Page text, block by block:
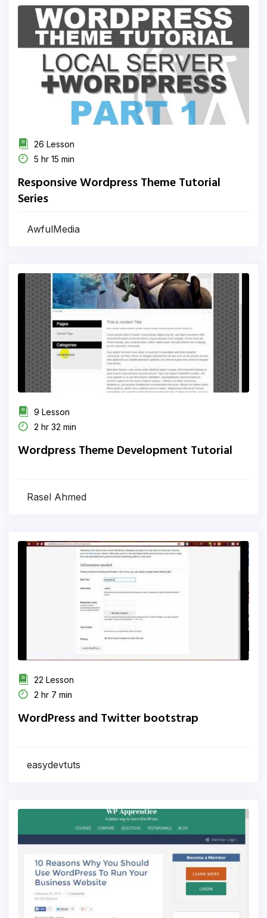
26 Lesson
5 hr 15 min
Responsive Wordpress Theme Tutorial
Series
AwfulMedia
9 Lesson
2 hr 32 min
Wordpress Theme Development Tutorial
Rasel Ahmed
22 Lesson
2 hr 7 min
WordPress and Twitter bootstrap
easydevtuts